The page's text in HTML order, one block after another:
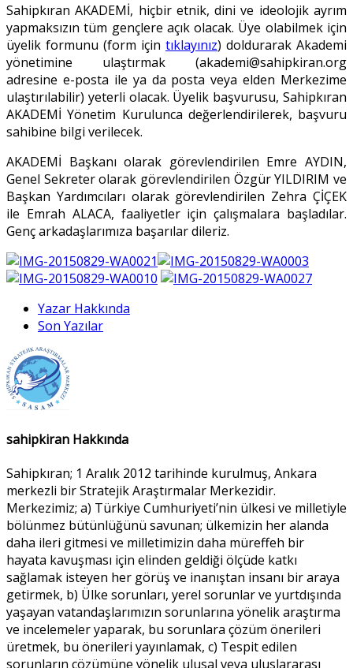
Sahipkıran AKADEMİ, hiçbir etnik, dini ve ideolojik ayrım
yapmaksızın tüm gençlere açık olacak. Üye olabilmek için
üyelik formunu (form için tıklayınız) doldurarak Akademi
yönetimine ulaştırmak (akademi@sahipkiran.org
adresine e-posta ile ya da posta veya elden Merkezime
ulaştırılabilir) yeterli olacak. Üyelik başvurusu, Sahipkıran
AKADEMİ Yönetim Kurulunca değerlendirilerek, başvuru
sahibine bilgi verilecek.
AKADEMİ Başkanı olarak görevlendirilen Emre AYDIN,
Genel Sekreter olarak görevlendirilen Özgür YILDIRIM ve
Başkan Yardımcıları olarak görevlendirilen Zehra ÇİÇEK
ile Emrah ALACA, faaliyetler için çalışmalara başladılar.
Genç arkadaşlarımıza başarılar dileriz.
Yazar Hakkında
Son Yazılar
sahipkiran Hakkında
Sahipkıran; 1 Aralık 2012 tarihinde kurulmuş, Ankara
merkezli bir Stratejik Araştırmalar Merkezidir.
Merkezimiz; a) Türkiye Cumhuriyeti’nin ülkesi ve milletiyle
bölünmez bütünlüğünü savunan; ülkemizin her alanda
daha ileri gitmesi ve milletimizin daha müreffeh bir
hayata kavuşması için elinden geldiği ölçüde katkı
sağlamak isteyen her görüş ve inanıştan insanı bir araya
getirmek, b) Ülke sorunları, yerel sorunlar ve yurtdışında
yaşayan vatandaşlarımızın sorunlarına yönelik araştırma
ve incelemeler yaparak, bu sorunlara çözüm önerileri
üretmek, bu önerileri yayınlamak, c) Tespit edilen
sorunların çözümüne yönelik ulusal veya uluslararası